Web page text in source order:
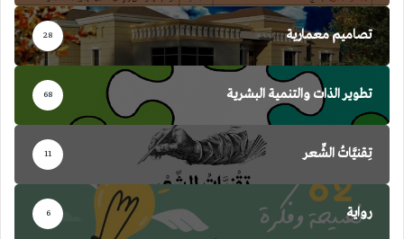
تصاميم معمارية 28
تطوير الذات والتنمية البشرية 68
تِقنيَّاتُ الشِّعر 11
رواية 6